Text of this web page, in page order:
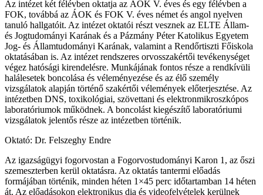
Az intézet két félévben oktatja az ÁOK V. éves és egy félévben a
FOK, továbbá az ÁOK és FOK V. éves német és angol nyelven
tanuló hallgatóit. Az intézet oktatói részt vesznek az ELTE Állam-
és Jogtudományi Karának és a Pázmány Péter Katolikus Egyetem
Jog- és Államtudományi Karának, valamint a Rendőrtiszti Főiskola
oktatásában is. Az intézet rendszeres orvosszakértői tevékenységet
végez hatósági kirendelésre. Munkájának fontos része a rendkívüli
halálesetek boncolása és véleményezése és az élő személy
vizsgálatok alapján történő szakértői vélemények előterjesztése. Az
intézetben DNS, toxikológiai, szövettani és elektronmikroszkópos
laboratóriumok működnek. A boncolást kiegészítő laboratóriumi
vizsgálatok jelentős része az intézetben történik.
Oktató: Dr. Felszeghy Endre
Az igazságügyi fogorvostan a Fogorvostudományi Karon 1, az őszi
szemeszterben kerül oktatásra. Az oktatás tantermi előadás
formájában történik, minden héten 1×45 perc időtartamban 14 héten
át. Az előadásokon elektronikus dia és videofelvételek kerülnek